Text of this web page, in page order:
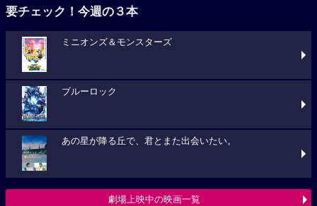
要チェック！今週の３本
ミニオンズ＆モンスターズ
ブルーロック
あの星が降る丘で、君とまた出会いたい。
劇場上映中の映画一覧